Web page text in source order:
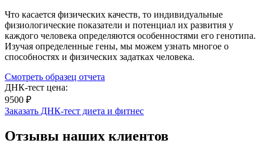
Что касается физических качеств, то индивидуальные
физиологические показатели и потенциал их развития у
каждого человека определяются особенностями его генотипа.
Изучая определенные гены, мы можем узнать многое о
способностях и физических задатках человека.
Смотреть образец отчета
ДНК-тест цена:
9500 ₽
Заказать ДНК-тест диета и фитнес
Отзывы наших клиентов